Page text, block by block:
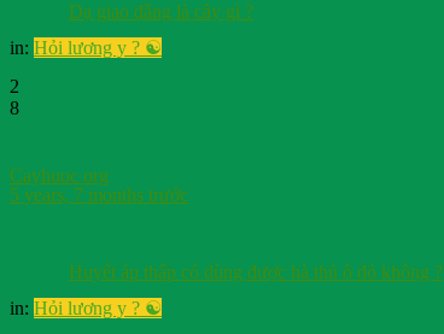
Dạ giao đằng là cây gì ?
in: Hỏi lương y ? ☯️
2
8
Cayhuoc org
5 years, 7 months trước
Huyết áp thấp có dùng được hà thủ ô đỏ không ?
in: Hỏi lương y ? ☯️